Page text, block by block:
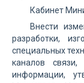
Кабинет
Внести
разработки,
специальных
каналов связи,
информации,